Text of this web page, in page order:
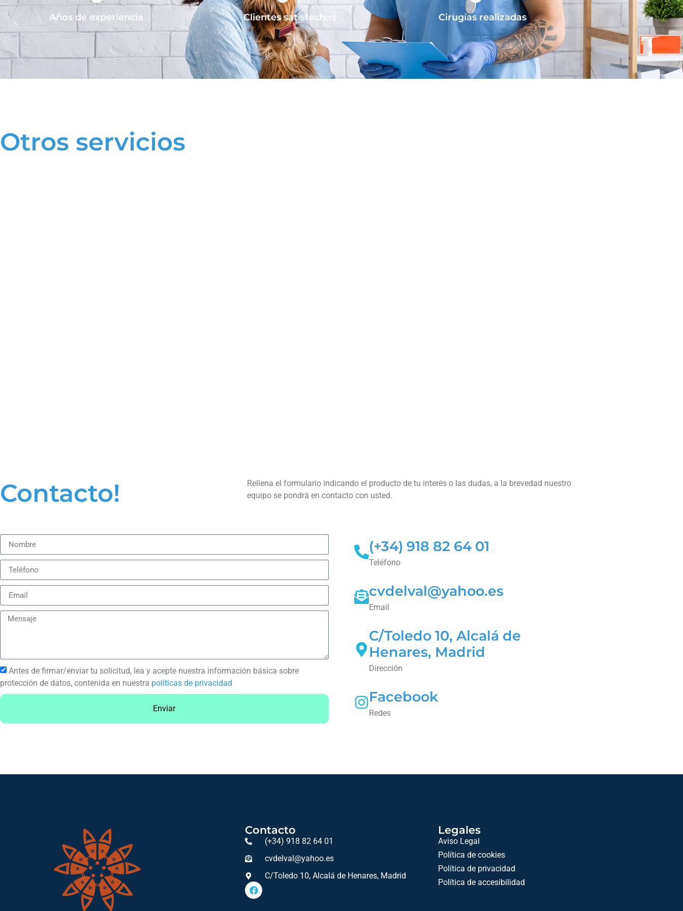
Años de experiencia Clientes satisfechos Cirugías realizadas
Otros servicios
Contacto!
Rellena el formulario indicando el producto de tu interés o las dudas, a la brevedad nuestro
equipo se pondrá en contacto con usted.
Antes de firmar/enviar tu solicitud, lea y acepte nuestra información básica sobre
protección de datos, contenida en nuestra políticas de privacidad
Enviar
(+34) 918 82 64 01
Teléfono
cvdelval@yahoo.es
Email
C/Toledo 10, Alcalá de
Henares, Madrid
Dirección
Facebook
Redes
Contacto
(+34) 918 82 64 01
cvdelval@yahoo.es
C/Toledo 10, Alcalá de Henares, Madrid
Legales
Aviso Legal
Política de cookies
Política de privacidad
Política de accesibilidad